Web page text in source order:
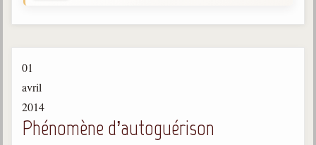
1910-2002
1927-2025
Bibliothèque
01
avril
2014
Phénomène d’autoguérison